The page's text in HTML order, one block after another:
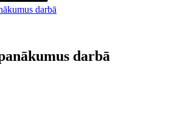
darbā
darbā